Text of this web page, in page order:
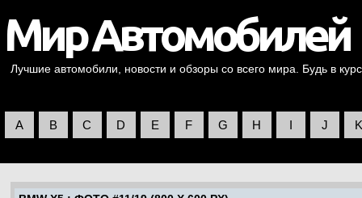
Лучшие автомобили, новости и обзоры со всего мира. Будь в
A B C D E F G H I J K